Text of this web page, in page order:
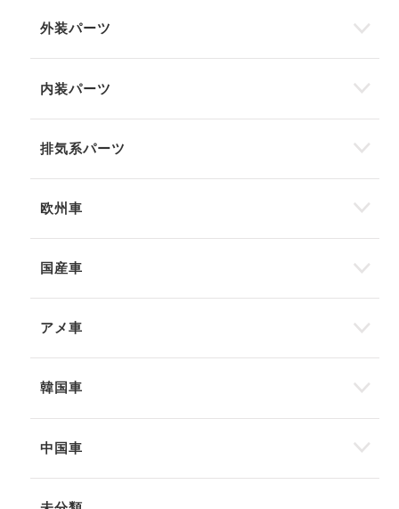
外装パーツ
内装パーツ
排気系パーツ
欧州車
国産車
アメ車
韓国車
中国車